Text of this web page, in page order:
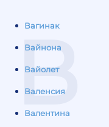
В
Вагинак
Вайнона
Вайолет
Валенсия
Валентина